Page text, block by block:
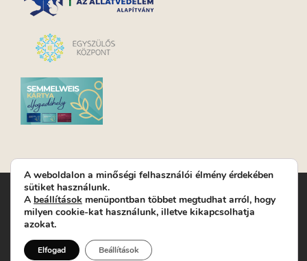
Turay Ida Színház Közhasznú Nonprofit Kft. | Működési
helyszín: Turay Ida Színház 1089 Budapest, Kálvária tér 6. |
Levelezési cím: 1089 Budapest, Kálvária tér 14. | Titkárság:
Jegyrendelés: +36-70/607-2620
A weboldalon a minőségi felhasználói élmény érdekében
sütiket használunk.
A beállítások menüpontban többet megtudhat arról, hogy
milyen cookie-kat használunk, illetve kikapcsolhatja
azokat.
Elfogad Beállítások